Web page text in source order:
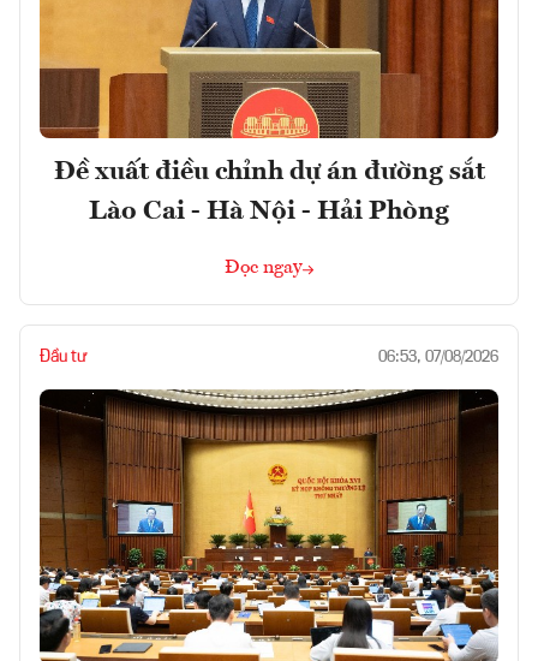
Đề xuất điều chỉnh dự án đường sắt
Lào Cai - Hà Nội - Hải Phòng
Đọc ngay
Đầu tư 06:53, 07/08/2026